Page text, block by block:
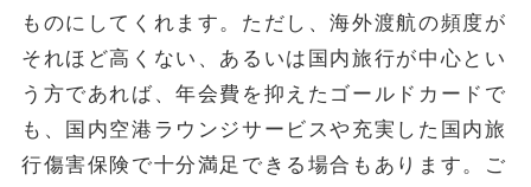
ものにしてくれます。ただし、海外渡航の頻度が
それほど高くない、あるいは国内旅行が中心とい
う方であれば、年会費を抑えたゴールドカードで
も、国内空港ラウンジサービスや充実した国内旅
行傷害保険で十分満足できる場合もあります。ご